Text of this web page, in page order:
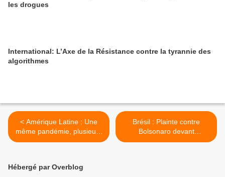
les drogues
International: L’Axe de la Résistance contre la tyrannie des
algorithmes
< Amérique Latine : Une
même pandémie, plusieurs
réponses sanitaires
Brésil : Plainte contre
Bolsonaro devant
la Commission
Hébergé par Overblog